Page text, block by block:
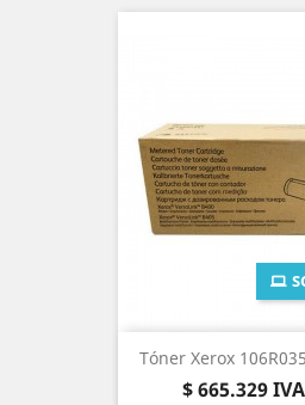
Tóner Xerox
Precio
$ 665.329